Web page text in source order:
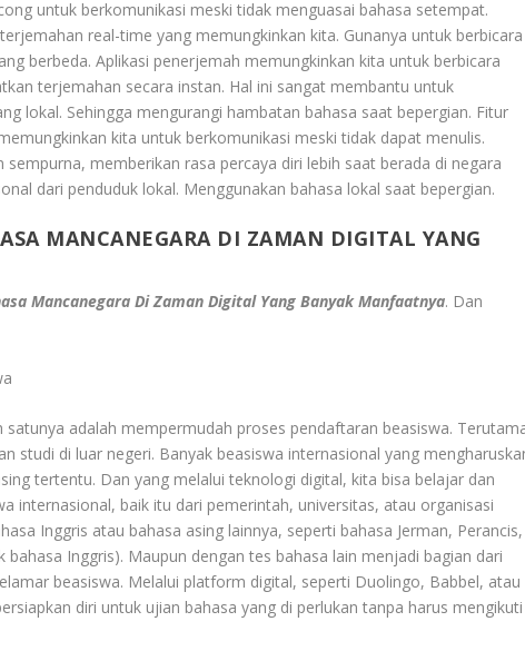
untuk berkomunikasi meski tidak menguasai bahasa setempat.
real-time yang memungkinkan kita. Gunanya untuk berbicara
berbeda. Aplikasi penerjemah memungkinkan kita untuk berbicara
terjemahan secara instan. Hal ini sangat membantu untuk
lokal. Sehingga mengurangi hambatan bahasa saat bepergian. Fitur
kita untuk berkomunikasi meski tidak dapat menulis.
memberikan rasa percaya diri lebih saat berada di negara
dari penduduk lokal. Menggunakan bahasa lokal saat bepergian.
MANCANEGARA DI ZAMAN DIGITAL YANG
Mancanegara Di Zaman Digital Yang Banyak Manfaatnya. Dan
satunya adalah mempermudah proses pendaftaran beasiswa.
studi di luar negeri. Banyak beasiswa internasional yang
tertentu. Dan yang melalui teknologi digital, kita bisa belajar dan
internasional, baik itu dari pemerintah, universitas, atau organisasi
Inggris atau bahasa asing lainnya, seperti bahasa Jerman, Perancis,
bahasa Inggris). Maupun dengan tes bahasa lain menjadi bagian dari
beasiswa. Melalui platform digital, seperti Duolingo, Babbel, atau
diri untuk ujian bahasa yang di perlukan tanpa harus mengikuti